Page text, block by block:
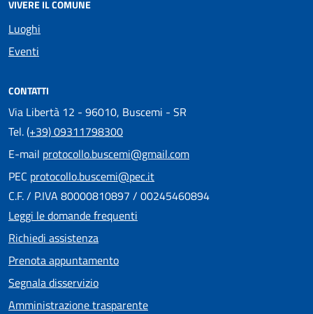
VIVERE IL COMUNE
Luoghi
Eventi
CONTATTI
Via Libertà 12 - 96010, Buscemi - SR
Tel.(+39) 09311798300
E-mail protocollo.buscemi@gmail.com
PEC protocollo.buscemi@pec.it
C.F. / P.IVA 80000810897 / 00245460894
Leggi le domande frequenti
Richiedi assistenza
Prenota appuntamento
Segnala disservizio
Amministrazione trasparente